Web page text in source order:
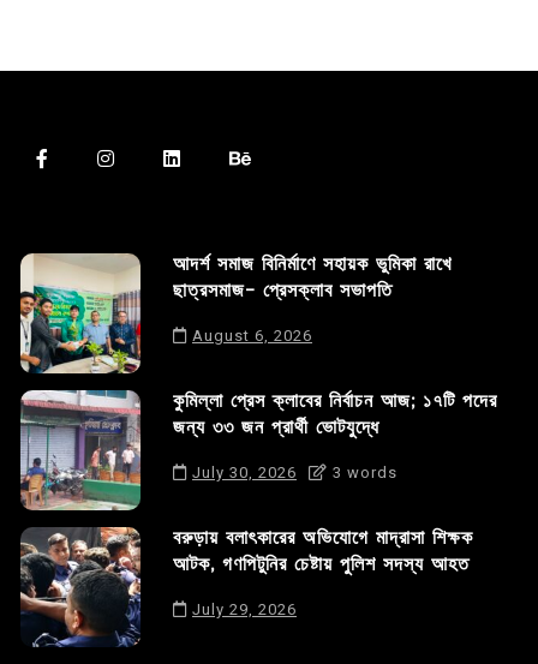
আদর্শ সমাজ বিনির্মাণে সহায়ক ভুমিকা রাখে
ছাত্রসমাজ- প্রেসক্লাব সভাপতি
August 6, 2026
কুমিল্লা প্রেস ক্লাবের নির্বাচন আজ; ১৭টি পদের
জন্য ৩৩ জন প্রার্থী ভোটযুদ্ধে
July 30, 2026 3 words
বরুড়ায় বলাৎকারের অভিযোগে মাদ্রাসা শিক্ষক
আটক, গণপিটুনির চেষ্টায় পুলিশ সদস্য আহত
July 29, 2026